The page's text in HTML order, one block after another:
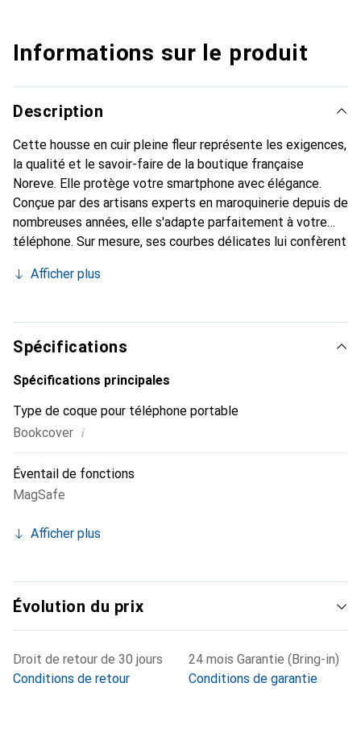
Informations sur le produit
Description
Cette housse en cuir pleine fleur représente les exigences,
la qualité et le savoir-faire de la boutique française
Noreve. Elle protège votre smartphone avec élégance.
Conçue par des artisans experts en maroquinerie depuis de
nombreuses années, elle s'adapte parfaitement à votre
téléphone. Sur mesure, ses courbes délicates lui confèrent
et indispensable de votre smartphone. Reconnaître
marque Noreve est un choix sûr pour une clientèle
exigeante.
Afficher plus
Spécifications
Spécifications principales
Type de coque pour téléphone portable
Bookcover i
Éventail de fonctions
MagSafe
Afficher plus
Évolution du prix
Droit de retour de 30 jours
Conditions de retour
24 mois Garantie (Bring-in)
Conditions de garantie